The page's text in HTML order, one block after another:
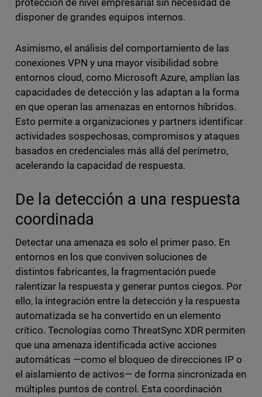
protección de nivel empresarial sin necesidad de
disponer de grandes equipos internos.
Asimismo, el análisis del comportamiento de las
conexiones VPN y una mayor visibilidad sobre
entornos cloud, como Microsoft Azure, amplían las
capacidades de detección y las adaptan a la forma
en que operan las amenazas en entornos híbridos.
Esto permite a organizaciones y partners identificar
actividades sospechosas, compromisos y ataques
basados en credenciales más allá del perímetro,
acelerando la capacidad de respuesta.
De la detección a una respuesta
coordinada
Detectar una amenaza es solo el primer paso. En
entornos en los que conviven soluciones de
distintos fabricantes, la fragmentación puede
ralentizar la respuesta y generar puntos ciegos. Por
ello, la integración entre la detección y la respuesta
automatizada se ha convertido en un elemento
crítico. Tecnologías como ThreatSync XDR permiten
que una amenaza identificada active acciones
automáticas —como el bloqueo de direcciones IP o
el aislamiento de activos— de forma sincronizada en
múltiples puntos de control. Esta coordinación